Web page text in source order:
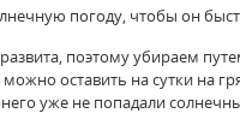
погоду, чтобы он
поэтому убираем
оставить на сутки на
уже не попадали